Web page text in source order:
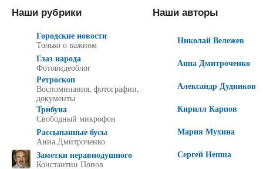
Наши рубрики
Городские новости
Только о важном
Глаз народа
Фотовидеоблог
Ретроскоп
Воспоминания, фотографии,
документы
Трибуна
Свободный микрофон
Рассыпанные бусы
Анна Дмитроченко
Заметки неравнодушного
Константин Попов
Наши авторы
Николай Вележев
Анна Дмитроченко
Александр Дудников
Кирилл Карпов
Мария Мухина
Сергей Непша